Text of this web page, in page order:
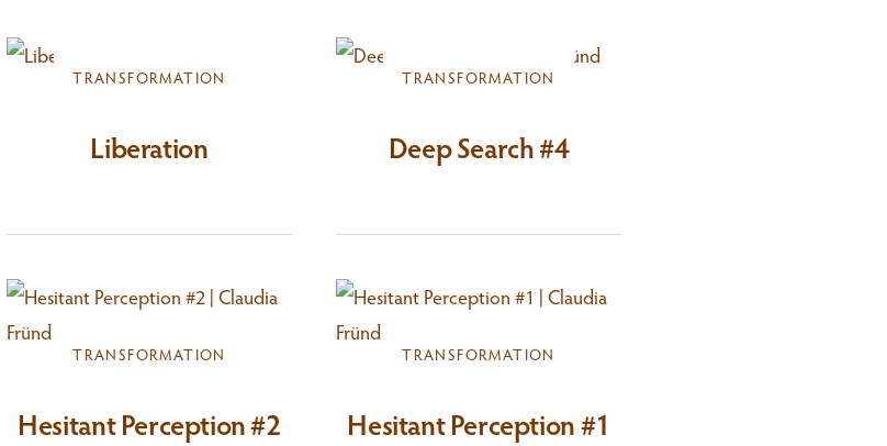
TRANSFORMATION
Liberation
TRANSFORMATION
Deep Search #4
TRANSFORMATION
Hesitant Perception #2
TRANSFORMATION
Hesitant Perception #1